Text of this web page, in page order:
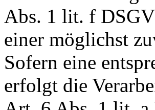
Abs. 1 lit. f
einer möglichst
Sofern eine
erfolgt die